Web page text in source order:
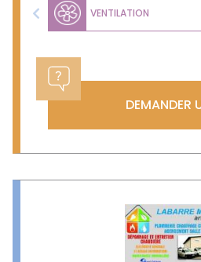
VENTILATION
Previous
DEMANDER